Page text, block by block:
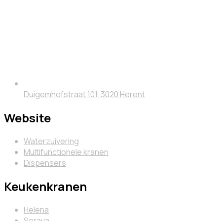
Duigemhofstraat 101, 3020 Herent
Website
Waterzuivering
Multifunctionele kranen
Dispensers
Keukenkranen
Helena